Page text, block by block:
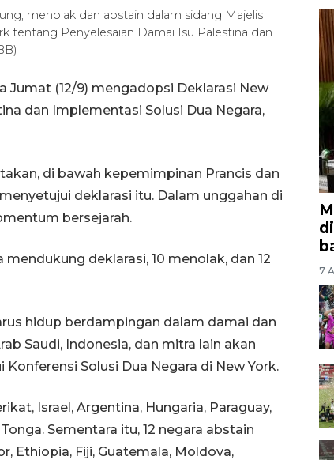
menolak dan abstain dalam sidang Majelis
tentang Penyelesaian Damai Isu Palestina dan
Jumat (12/9) mengadopsi Deklarasi New
dan Implementasi Solusi Dua Negara,
di bawah kepemimpinan Prancis dan
deklarasi itu. Dalam unggahan di
bersejarah.
deklarasi, 10 menolak, dan 12
hidup berdampingan dalam damai dan
Saudi, Indonesia, dan mitra lain akan
Solusi Dua Negara di New York.
Israel, Argentina, Hungaria, Paraguay,
Sementara itu, 12 negara abstain
Ethiopia, Fiji, Guatemala, Moldova,
7